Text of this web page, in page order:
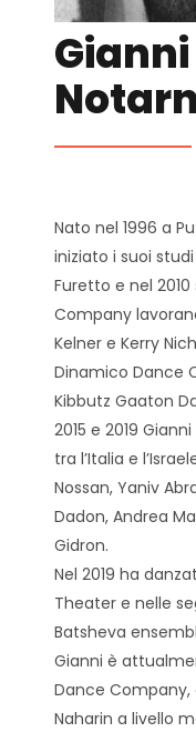
Gianni
Nato nel 1996 a
iniziato i suoi
Furetto e nel
Company
Kelner e Kerry
Dinamico Dance
Kibbutz Gaaton
2015 e 2019
tra l’Italia e
Nossan, Yaniv
Dadon, Andrea
Gidron.
Nel 2019 ha
Theater e nelle
Batsheva
Gianni è
Dance
Naharin a livello